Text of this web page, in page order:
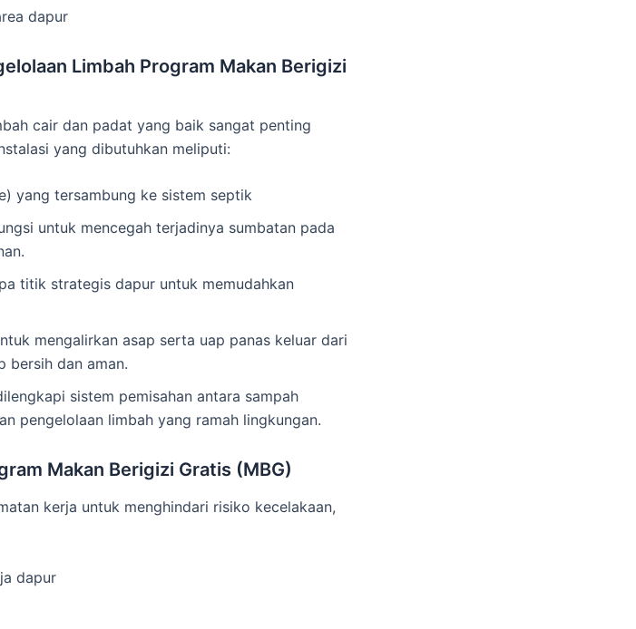
dapur
Limbah Program Makan Berigizi
cair dan padat yang baik sangat penting
yang dibutuhkan meliputi:
yang tersambung ke sistem septik
untuk mencegah terjadinya sumbatan pada
titik strategis dapur untuk memudahkan
mengalirkan asap serta uap panas keluar dari
bersih dan aman.
sistem pemisahan antara sampah
pengelolaan limbah yang ramah lingkungan.
Makan Berigizi Gratis (MBG)
kerja untuk menghindari risiko kecelakaan,
dapur